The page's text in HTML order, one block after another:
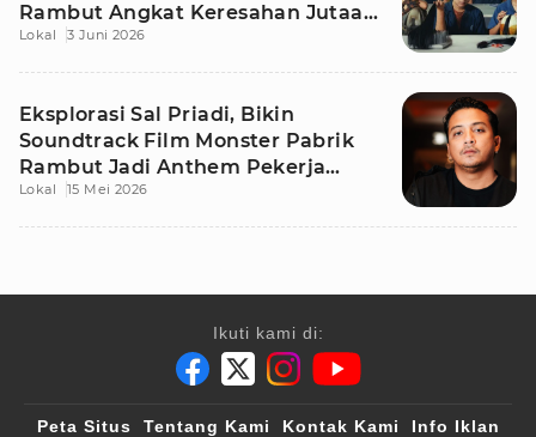
Rambut Angkat Keresahan Jutaan
Pekerja
Lokal 3 Juni 2026
Eksplorasi Sal Priadi, Bikin
Soundtrack Film Monster Pabrik
Rambut Jadi Anthem Pekerja
Lembur
Lokal 15 Mei 2026
Ikuti kami di:
Peta Situs Tentang Kami Kontak Kami
Info Iklan